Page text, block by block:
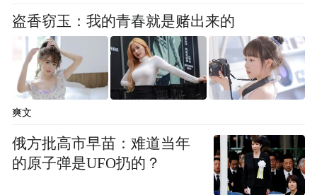
“特别声明：以上作品内容(包括在内的视频、图片或音
频)为凤凰网旗下自媒体平台“大风号”用户上传并发
布，本平台仅提供信息存储空间服务。
Notice: The content above (including the videos,
盗香窃玉：我的青春就是赌出来的
爽文
俄方批高市早苗：难道当年
的原子弹是UFO扔的？